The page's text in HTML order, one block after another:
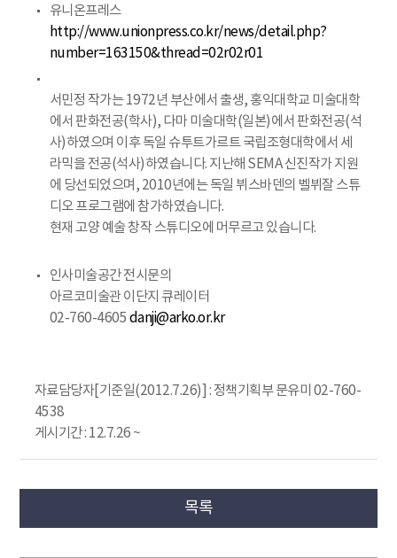
유니온프레스
http://www.unionpress.co.kr/news/detail.php?
number=163150&thread=02r02r01
서민정 작가는 1972년 부산에서 출생, 홍익대학교 미술대학
에서 판화전공(학사), 다마 미술대학(일본)에서 판화전공(석
사)하였으며 이후 독일 슈투트가르트 국립조형대학에서 세
라믹을 전공(석사)하였습니다. 지난해 SEMA 신진작가 지원
에 당선되었으며, 2010년에는 독일 뷔스바덴의 벨뷔잘 스튜
디오 프로그램에 참가하였습니다.
현재 고양 예술 창작 스튜디오에 머무르고 있습니다.
인사미술공간 전시문의
아르코미술관 이단지 큐레이터
02-760-4605 danji@arko.or.kr
자료담당자[기준일(2012.7.26)] : 정책기획부 문유미 02-760-
4538
게시기간 : 12.7.26 ~
목록